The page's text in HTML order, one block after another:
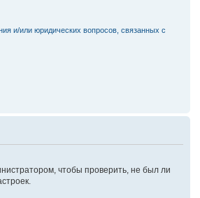
и/или юридических вопросов, связанных с
чтобы проверить, не был ли